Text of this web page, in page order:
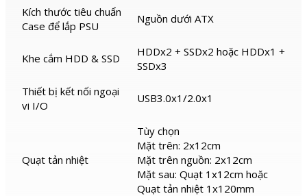
Kích thước tiêu chuẩn
Case để lắp PSU
Nguồn dưới ATX
Khe cắm HDD & SSD
HDDx2 + SSDx2 hoặc HDDx1 +
SSDx3
Thiết bị kết nối ngoại
vi I/O
USB3.0x1/2.0x1
Quạt tản nhiệt
Tùy chọn
Mặt trên: 2x12cm
Mặt trên nguồn: 2x12cm
Mặt sau: Quạt 1x12cm hoặc
Quạt tản nhiệt 1x120mm